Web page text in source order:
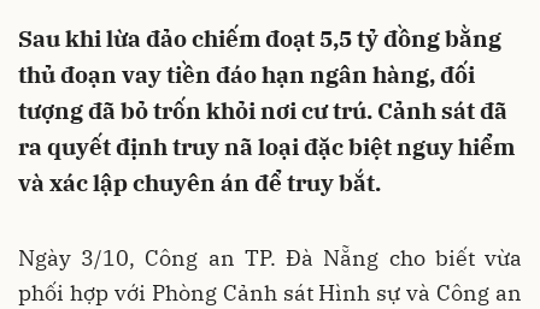
Sau khi lừa đảo chiếm đoạt 5,5 tỷ đồng bằng
thủ đoạn vay tiền đáo hạn ngân hàng, đối
tượng đã bỏ trốn khỏi nơi cư trú. Cảnh sát đã
ra quyết định truy nã loại đặc biệt nguy hiểm
và xác lập chuyên án để truy bắt.
Ngày 3/10, Công an TP. Đà Nẵng cho biết vừa
phối hợp với Phòng Cảnh sát Hình sự và Công an
Hủy Gửi